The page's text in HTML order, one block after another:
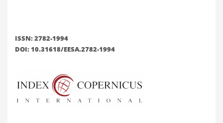
ISSN: 2782-1994
DOI: 10.31618/EESA.2782-1994